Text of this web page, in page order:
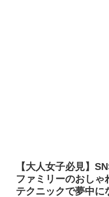
【大人女子必見】
ファミリーのおしゃ
テクニックで夢中に